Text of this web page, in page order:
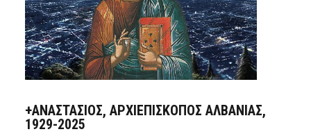
+ΑΝΑΣΤΆΣΙΟΣ, ΑΡΧΙΕΠΊΣΚΟΠΟΣ ΑΛΒΑΝΊΑΣ,
1929-2025